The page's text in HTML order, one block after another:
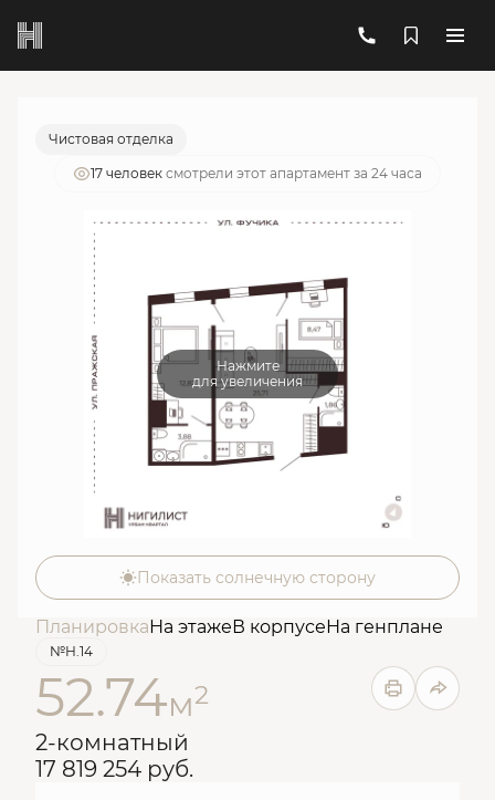
2-комнатный 17 819 254 руб.
Ипотека
Чистовая отделка
17 человек смотрели этот апартамент за 24 часа
Нажмите
для увеличения
Показать солнечную сторону
ПланировкаНа этажеВ корпусеНа генплане
№Н.14
52.74м2
2-комнатный
17 819 254 руб.